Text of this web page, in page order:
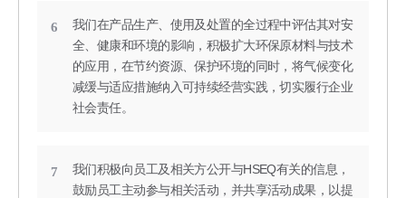
6
我们在产品生产、使用及处置的全过程中评估其对安
全、健康和环境的影响，积极扩大环保原材料与技术
的应用，在节约资源、保护环境的同时，将气候变化
减缓与适应措施纳入可持续经营实践，切实履行企业
社会责任。
7
我们积极向员工及相关方公开与HSEQ有关的信息，
鼓励员工主动参与相关活动，并共享活动成果，以提